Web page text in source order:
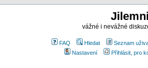
vážné i nevážné
FAQ Hledat Seznam
Nastavení
Přihlásit, pro